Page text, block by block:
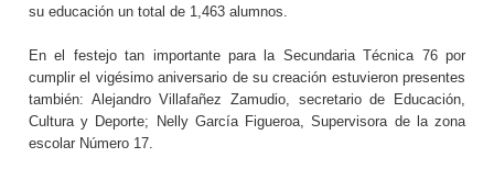
su educación un total de 1,463 alumnos.
En el festejo tan importante para la Secundaria Técnica 76 por
cumplir el vigésimo aniversario de su creación estuvieron presentes
también: Alejandro Villafañez Zamudio, secretario de Educación,
Cultura y Deporte; Nelly García Figueroa, Supervisora de la zona
escolar Número 17.